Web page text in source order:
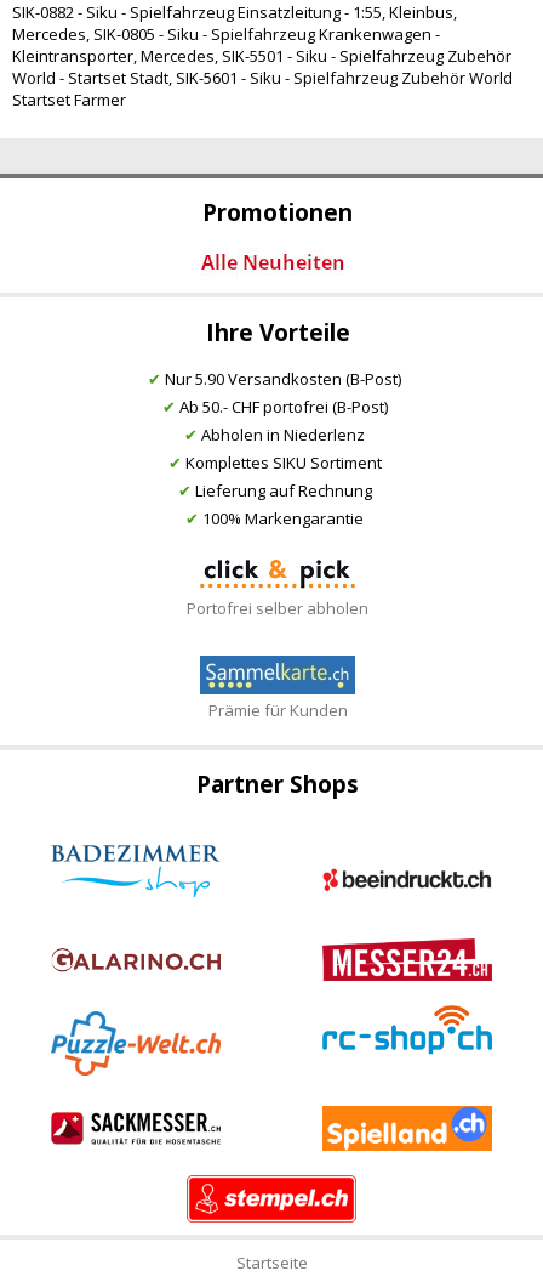
Promotionen
Ihre Vorteile
✔ Nur 5.90 Versandkosten (B-Post)
✔ Ab 50.- CHF portofrei (B-Post)
✔ Abholen in Niederlenz
✔ Komplettes SIKU Sortiment
✔ Lieferung auf Rechnung
✔ 100% Markengarantie
Portofrei selber abholen
Prämie für Kunden
SIK-0882 - Siku - Spielfahrzeug Einsatzleitung - 1:55, Kleinbus,
Mercedes, SIK-0805 - Siku - Spielfahrzeug Krankenwagen -
Kleintransporter, Mercedes, SIK-5501 - Siku - Spielfahrzeug Zubehör
World - Startset Stadt, SIK-5601 - Siku - Spielfahrzeug Zubehör World
Startset Farmer
Partner Shops
Startseite